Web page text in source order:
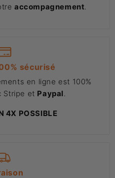
accompagnement.
sécurisé
en ligne est 100%
Stripe et Paypal.
4X POSSIBLE